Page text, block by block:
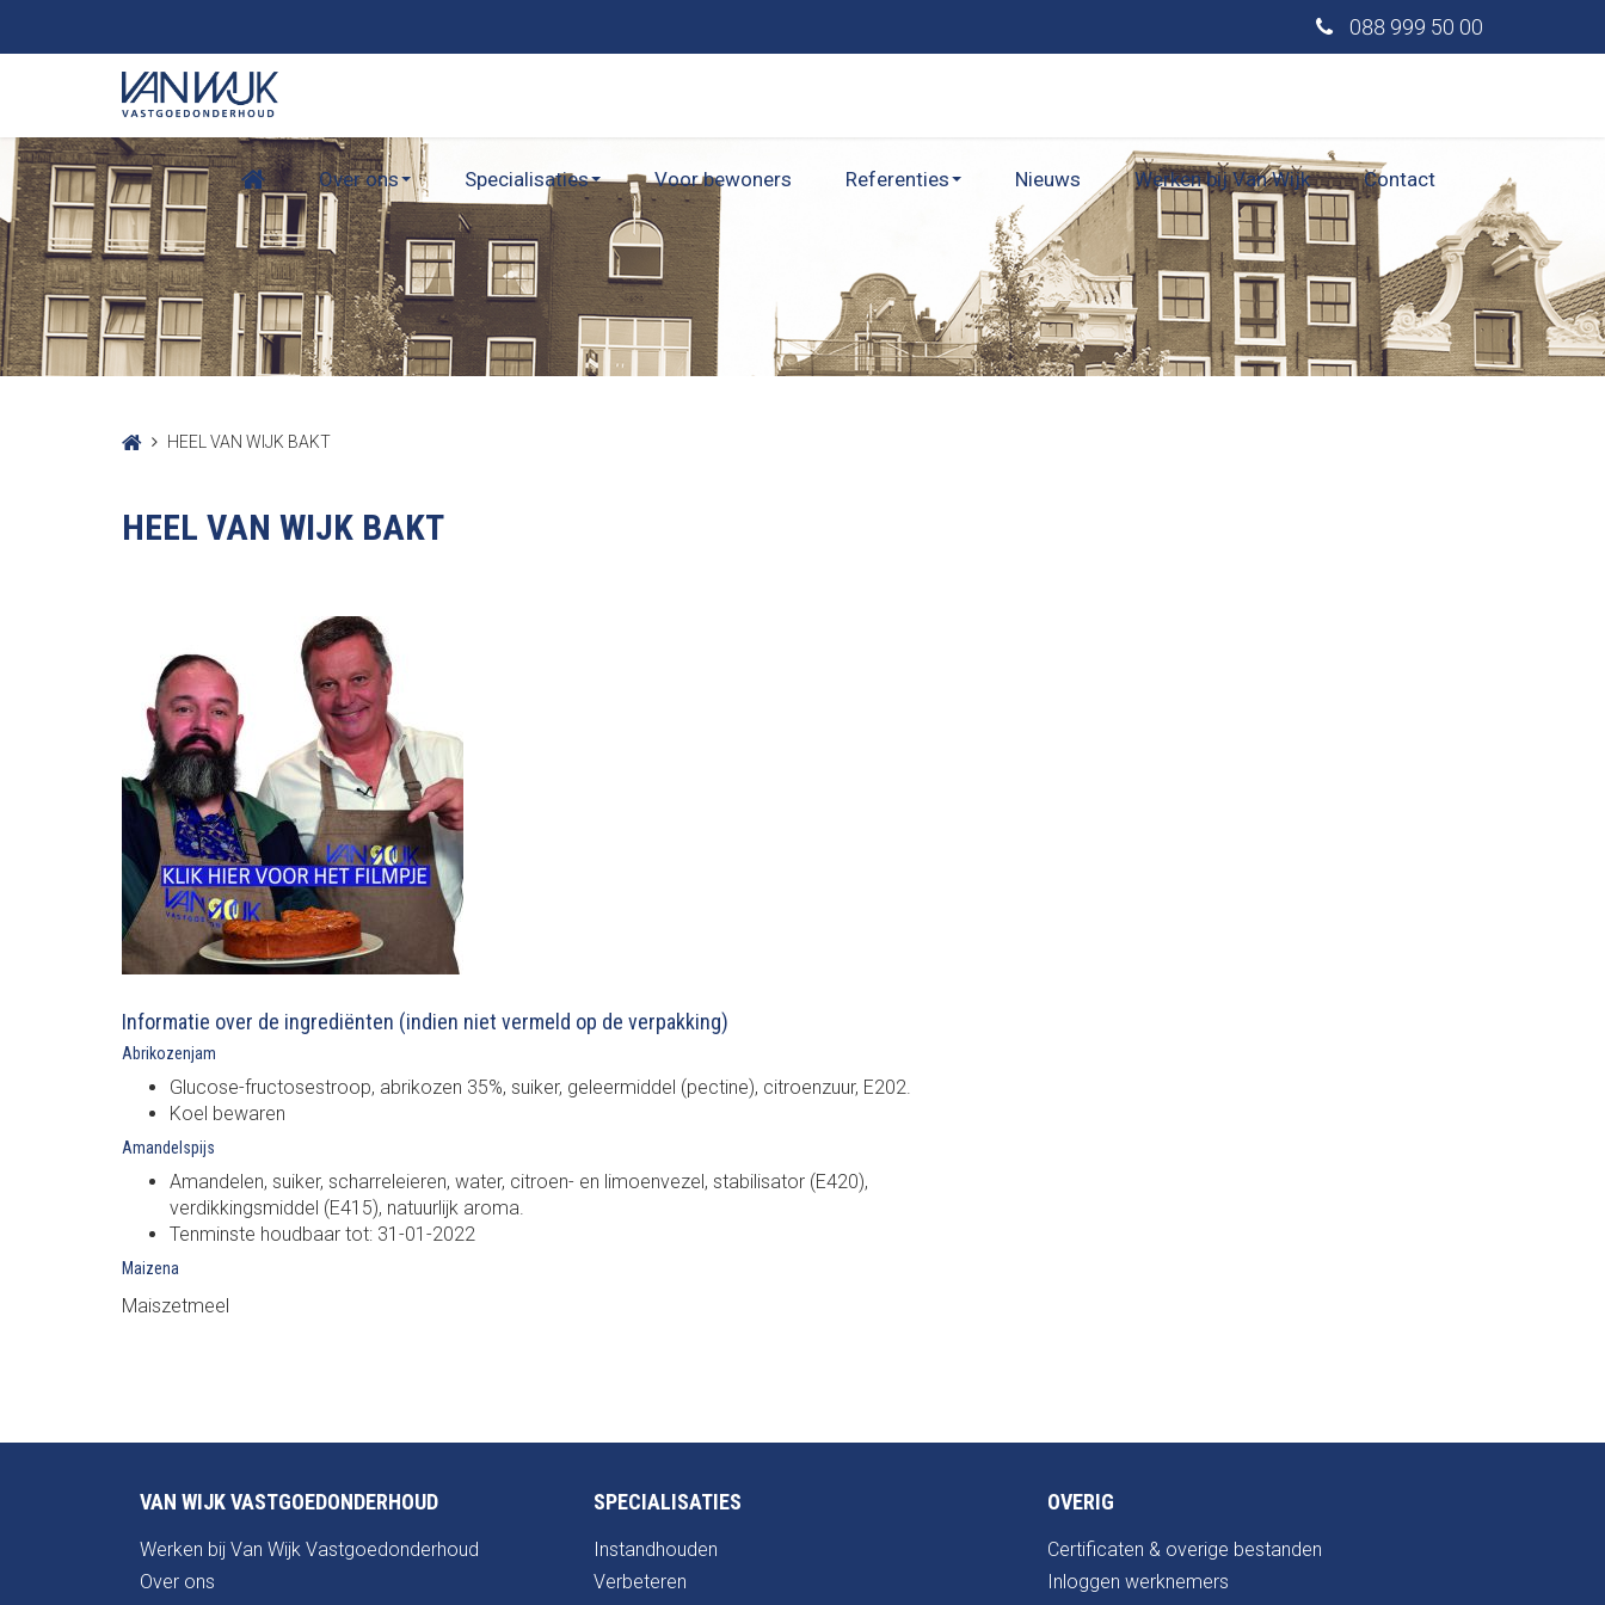
088 999 50 00
Over ons Specialisaties Voor bewoners Referenties Nieuws Werken bij Van Wijk Contact
HEEL VAN WIJK BAKT
HEEL VAN WIJK BAKT
Informatie over de ingrediënten (indien niet vermeld op de verpakking)
Abrikozenjam
Glucose-fructosestroop, abrikozen 35%, suiker, geleermiddel (pectine), citroenzuur, E202.
Koel bewaren
Amandelspijs
Amandelen, suiker, scharreleieren, water, citroen- en limoenvezel, stabilisator (E420),
verdikkingsmiddel (E415), natuurlijk aroma.
Tenminste houdbaar tot: 31-01-2022
Maizena
Maiszetmeel
VAN WIJK VASTGOEDONDERHOUD
Werken bij Van Wijk Vastgoedonderhoud
Over ons
SPECIALISATIES
Instandhouden
Verbeteren
OVERIG
Certificaten & overige bestanden
Inloggen werknemers